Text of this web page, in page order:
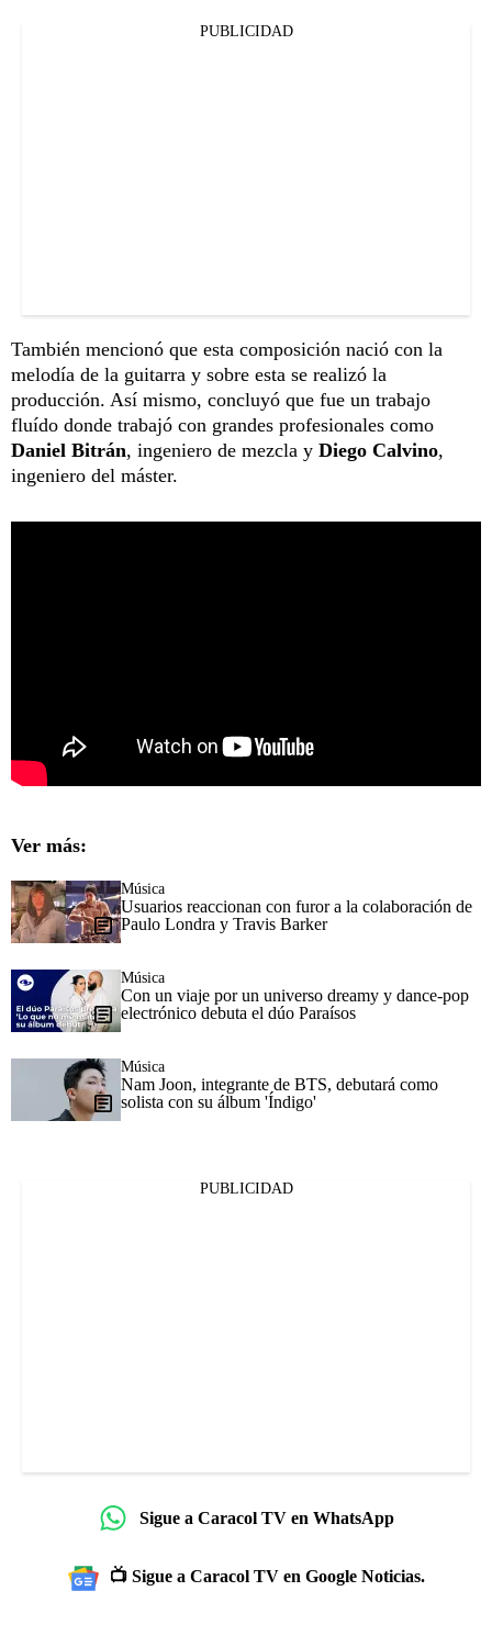
PUBLICIDAD
También mencionó que esta composición nació con la
melodía de la guitarra y sobre esta se realizó la
producción. Así mismo, concluyó que fue un trabajo
fluído donde trabajó con grandes profesionales como
Daniel Bitrán, ingeniero de mezcla y Diego Calvino,
ingeniero del máster.
Ver más:
Música
Usuarios reaccionan con furor a la colaboración de
Paulo Londra y Travis Barker
Música
Con un viaje por un universo dreamy y dance-pop
electrónico debuta el dúo Paraísos
Música
Nam Joon, integrante de BTS, debutará como
solista con su álbum 'Índigo'
PUBLICIDAD
Sigue a Caracol TV en WhatsApp
📺 Sigue a Caracol TV en Google Noticias.